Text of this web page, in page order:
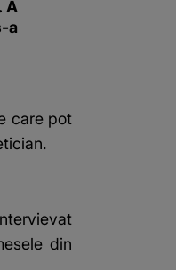
A
a
care pot
din